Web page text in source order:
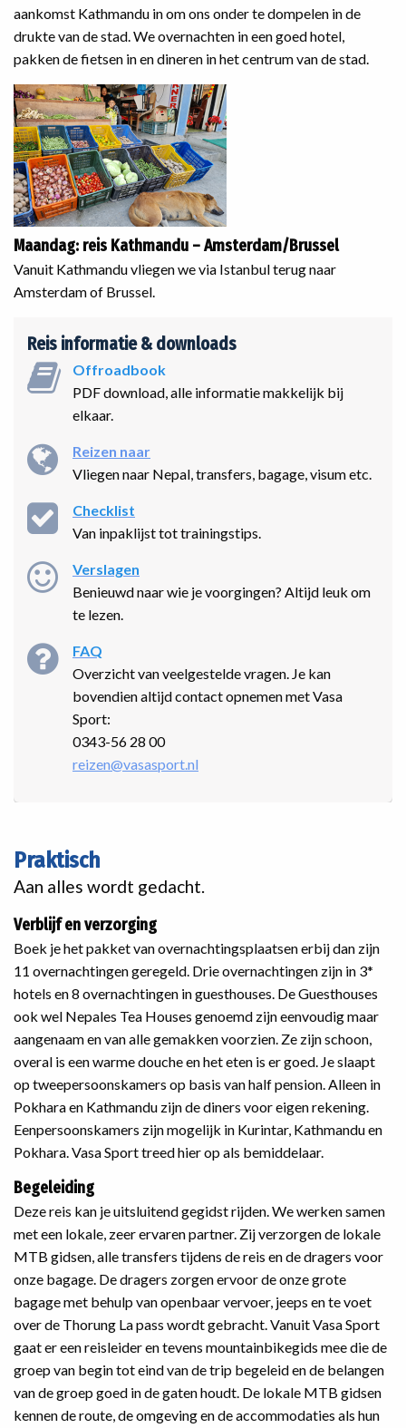
aankomst Kathmandu in om ons onder te dompelen in de
drukte van de stad. We overnachten in een goed hotel,
pakken de fietsen in en dineren in het centrum van de stad.
Maandag: reis Kathmandu – Amsterdam/Brussel
Vanuit Kathmandu vliegen we via Istanbul terug naar
Amsterdam of Brussel.
Reis informatie & downloads
Offroadbook
PDF download, alle informatie makkelijk bij
elkaar.
Reizen naar
Vliegen naar Nepal, transfers, bagage, visum etc.
Checklist
Van inpaklijst tot trainingstips.
Verslagen
Benieuwd naar wie je voorgingen? Altijd leuk om
te lezen.
FAQ
Overzicht van veelgestelde vragen. Je kan
bovendien altijd contact opnemen met Vasa
Sport:
0343-56 28 00
reizen@vasasport.nl
Praktisch
Aan alles wordt gedacht.
Verblijf en verzorging
Boek je het pakket van overnachtingsplaatsen erbij dan zijn
11 overnachtingen geregeld. Drie overnachtingen zijn in 3*
hotels en 8 overnachtingen in guesthouses. De Guesthouses
ook wel Nepales Tea Houses genoemd zijn eenvoudig maar
aangenaam en van alle gemakken voorzien. Ze zijn schoon,
overal is een warme douche en het eten is er goed. Je slaapt
op tweepersoonskamers op basis van half pension. Alleen in
Pokhara en Kathmandu zijn de diners voor eigen rekening.
Eenpersoonskamers zijn mogelijk in Kurintar, Kathmandu en
Pokhara. Vasa Sport treed hier op als bemiddelaar.
Begeleiding
Deze reis kan je uitsluitend gegidst rijden. We werken samen
met een lokale, zeer ervaren partner. Zij verzorgen de lokale
MTB gidsen, alle transfers tijdens de reis en de dragers voor
onze bagage. De dragers zorgen ervoor de onze grote
bagage met behulp van openbaar vervoer, jeeps en te voet
over de Thorung La pass wordt gebracht. Vanuit Vasa Sport
gaat er een reisleider en tevens mountainbikegids mee die de
groep van begin tot eind van de trip begeleid en de belangen
van de groep goed in de gaten houdt. De lokale MTB gidsen
kennen de route, de omgeving en de accommodaties als hun